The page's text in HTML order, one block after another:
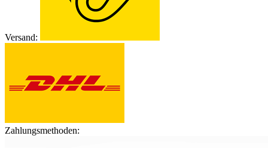
Versand:
Zahlungsmethoden: